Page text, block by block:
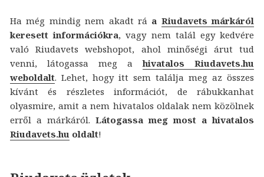
Ha még mindig nem akadt rá a Riudavets márkáról
keresett információkra, vagy nem talál egy kedvére
való Riudavets webshopot, ahol minőségi árut tud
venni, látogassa meg ahivatalos Riudavets.hu
weboldalt. Lehet, hogy itt sem találja meg az összes
kívánt és részletes információt, de rábukkanhat
olyasmire, amit a nem hivatalos oldalak nem közölnek
erről a márkáról. Látogassa meg most a hivatalos
Riudavets.hu oldalt!